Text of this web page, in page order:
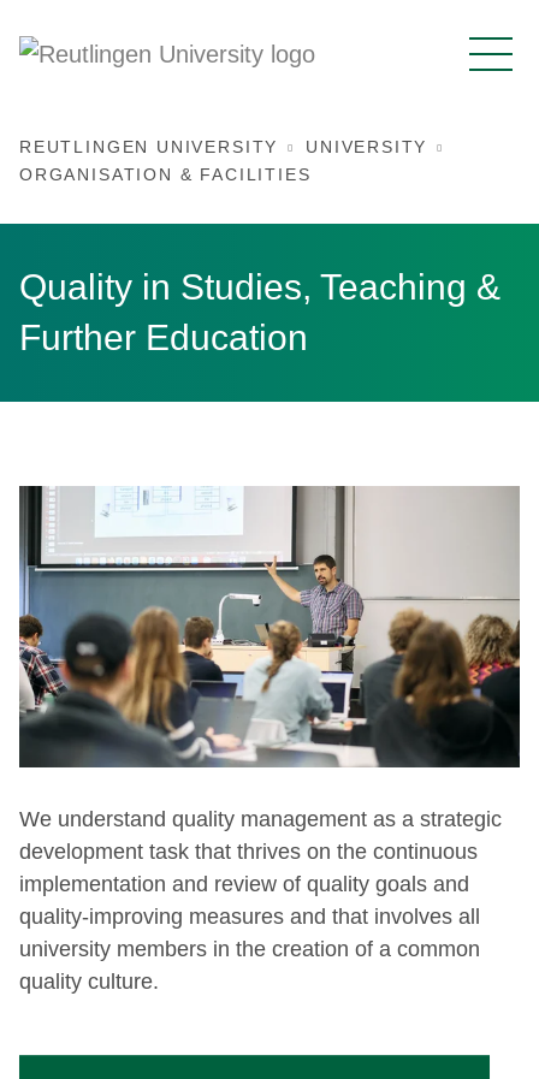
REUTLINGEN UNIVERSITY
UNIVERSITY
ORGANISATION & FACILITIES
Quality in Studies, Teaching &
Further Education
We understand quality management as a strategic
development task that thrives on the continuous
implementation and review of quality goals and
quality-improving measures and that involves all
university members in the creation of a common
quality culture.